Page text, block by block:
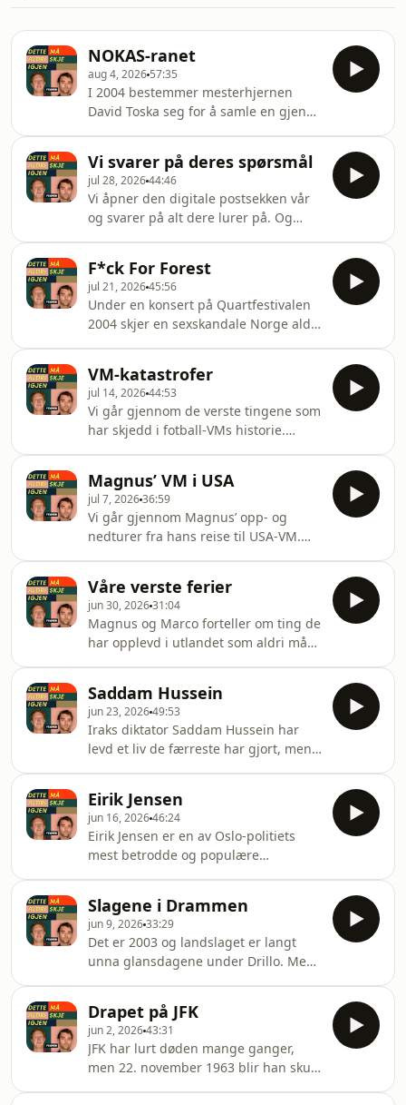
NOKAS-ranet
aug 4, 2026 57:35
I 2004 bestemmer mesterhjernen
David Toska seg for å samle en gjeng
planlagt. Hosted on Acast. See
acast.com/privacy for more
information.
Vi svarer på deres spørsmål
jul 28, 202644:46
Vi åpner den digitale postsekken vår
og svarer på alt dere lurer på. Og
more information.
F*ck For Forest
jul 21, 202645:56
Under en konsert på Quartfestivalen
2004 skjer en sexskandale Norge aldri
regnskogen.&nbsp; Hosted on Acast.
See acast.com/privacy for more
information.
VM-katastrofer
jul 14, 202644:53
Vi går gjennom de verste tingene som
har skjedd i fotball-VMs historie.
information.
Magnus’ VM i USA
jul 7, 202636:59
Vi går gjennom Magnus’ opp- og
nedturer fra hans reise til USA-VM.
information.
Våre verste ferier
jun 30, 202631:04
Magnus og Marco forteller om ting de
har opplevd i utlandet som aldri må
information.
Saddam Hussein
jun 23, 202649:53
Iraks diktator Saddam Hussein har
levd et liv de færreste har gjort, men
acast.com/privacy for more
information.
Eirik Jensen
jun 16, 202646:24
Eirik Jensen er en av Oslo-politiets
mest betrodde og populære
spørsmålet: Er han snut eller stut?
Hosted on Acast. See
acast.com/privacy for more
information.
Slagene i Drammen
jun 9, 202633:29
Det er 2003 og landslaget er langt
unna glansdagene under Drillo. Men
See acast.com/privacy for more
information.
Drapet på JFK
jun 2, 202643:31
JFK har lurt døden mange ganger,
men 22. november 1963 blir han skutt